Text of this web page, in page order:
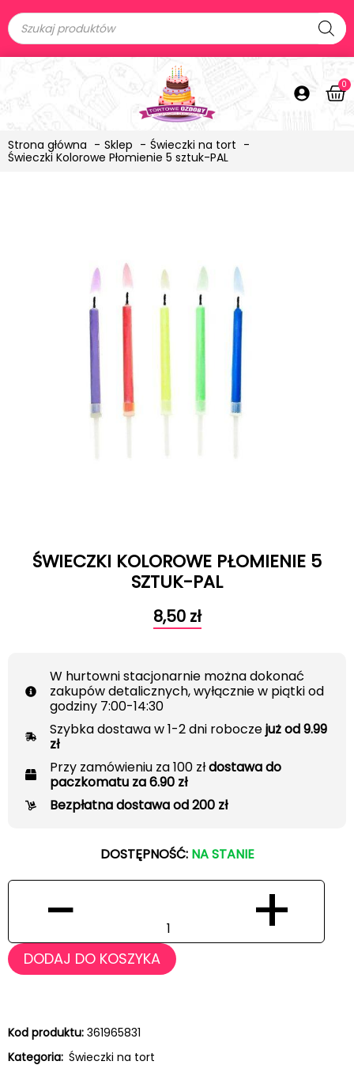
0
Strona główna Sklep
Świeczki na tort
Świeczki Kolorowe Płomienie 5 sztuk-PAL
ŚWIECZKI KOLOROWE PŁOMIENIE 5
SZTUK-PAL
8,50 zł
W hurtowni stacjonarnie można dokonać
zakupów detalicznych, wyłącznie w piątki od
godziny 7:00-14:30
Szybka dostawa w 1-2 dni roboczejuż od 9.99
zł
Przy zamówieniu za 100 złdostawa do
paczkomatu za 6.90 zł
Bezpłatna dostawa od 200 zł
DOSTĘPNOŚĆ: NA STANIE
− +
DODAJ DO KOSZYKA
Kod produktu: 361965831
Kategoria: Świeczki na tort